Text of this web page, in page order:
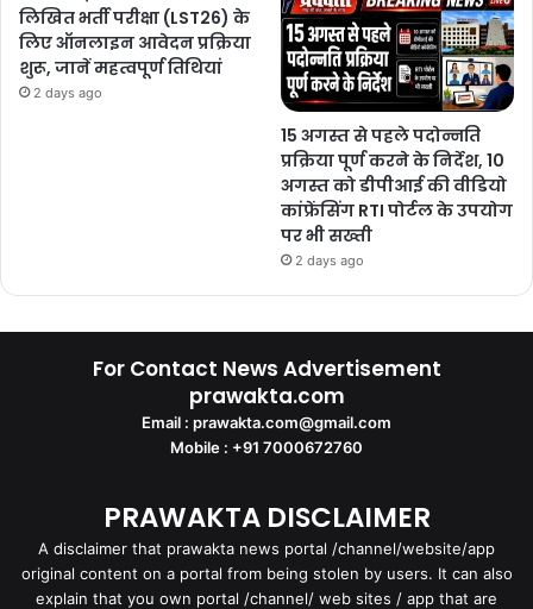
लिखित भर्ती परीक्षा (LST26) के
लिए ऑनलाइन आवेदन प्रक्रिया
शुरू, जानें महत्वपूर्ण तिथियां
2 days ago
15 अगस्त से पहले पदोन्नति
प्रक्रिया पूर्ण करने के निर्देश, 10
अगस्त को डीपीआई की वीडियो
कांफ्रेंसिंग RTI पोर्टल के उपयोग
पर भी सख्ती
2 days ago
For Contact News Advertisement
prawakta.com
Email : prawakta.com@gmail.com
Mobile : +91 7000672760
PRAWAKTA DISCLAIMER
A disclaimer that prawakta news portal /channel/website/app
original content on a portal from being stolen by users. It can also
explain that you own portal /channel/ web sites / app that are